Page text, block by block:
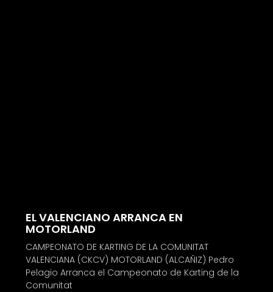
EL VALENCIANO ARRANCA EN
MOTORLAND
CAMPEONATO DE KARTING DE LA COMUNITAT
VALENCIANA (CKCV) MOTORLAND (ALCAÑIZ) Pedro
Pelagio Arranca el Campeonato de Karting de la
Comunitat